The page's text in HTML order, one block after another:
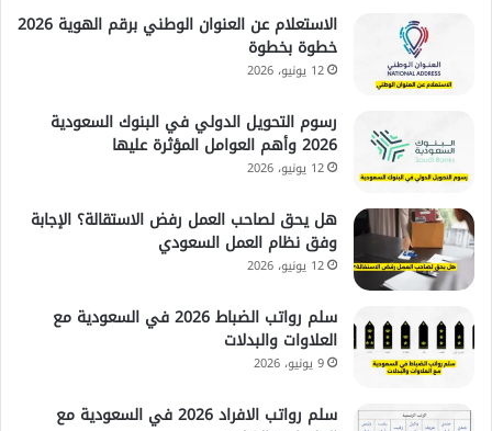
الاستعلام عن العنوان الوطني برقم الهوية 2026
خطوة بخطوة
12 يونيو، 2026
رسوم التحويل الدولي في البنوك السعودية
2026 وأهم العوامل المؤثرة عليها
12 يونيو، 2026
هل يحق لصاحب العمل رفض الاستقالة؟ الإجابة
وفق نظام العمل السعودي
12 يونيو، 2026
سلم رواتب الضباط 2026 في السعودية مع
العلاوات والبدلات
9 يونيو، 2026
سلم رواتب الافراد 2026 في السعودية مع